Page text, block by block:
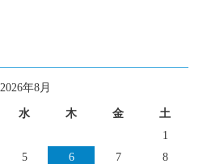
2026年8月
水 木 金 土
1
5 6 7
8